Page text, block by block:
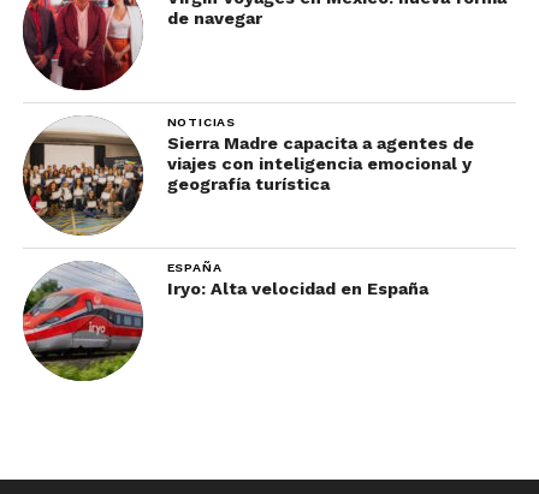
de navegar
NOTICIAS
Sierra Madre capacita a agentes de
viajes con inteligencia emocional y
geografía turística
ESPAÑA
Iryo: Alta velocidad en España